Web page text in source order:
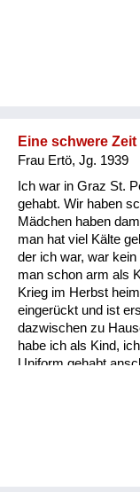
Freunde von ihr
Eine schwere Zeit
Frau Ertö, Jg. 1939
Ich war in Graz St.
gehabt. Wir haben
Mädchen haben
man hat viel Kälte
der ich war, war
man schon arm als
Krieg im Herbst
eingerückt und ist
dazwischen zu
habe ich als Kind,
Uniform gehabt
meine Mutter ist
Fahrrad und der